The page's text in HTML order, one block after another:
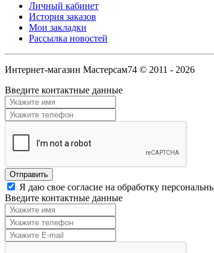
Личный кабинет
История заказов
Мои закладки
Рассылка новостей
Интернет-магазин Мастерсам74 © 2011 - 2026
Введите контактные данные
Я даю свое согласие на обработку
Введите контактные данные